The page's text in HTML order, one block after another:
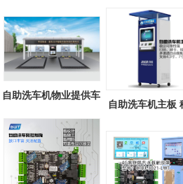
自助洗车机物业提供车
自助洗车机主板